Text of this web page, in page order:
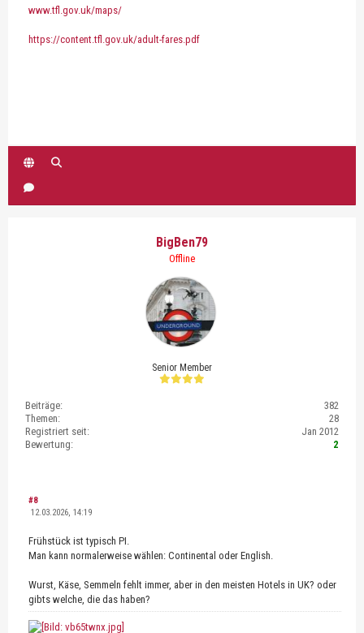
www.tfl.gov.uk/maps/
https://content.tfl.gov.uk/adult-fares.pdf
BigBen79
Offline
Senior Member
Beiträge:
382
Themen:
28
Registriert seit:
Jan 2012
Bewertung:
2
#8
12.03.2026, 14:19
Frühstück ist typisch PI.
Man kann normalerweise wählen: Continental oder English.
Wurst, Käse, Semmeln fehlt immer, aber in den meisten Hotels in UK? oder
gibts welche, die das haben?